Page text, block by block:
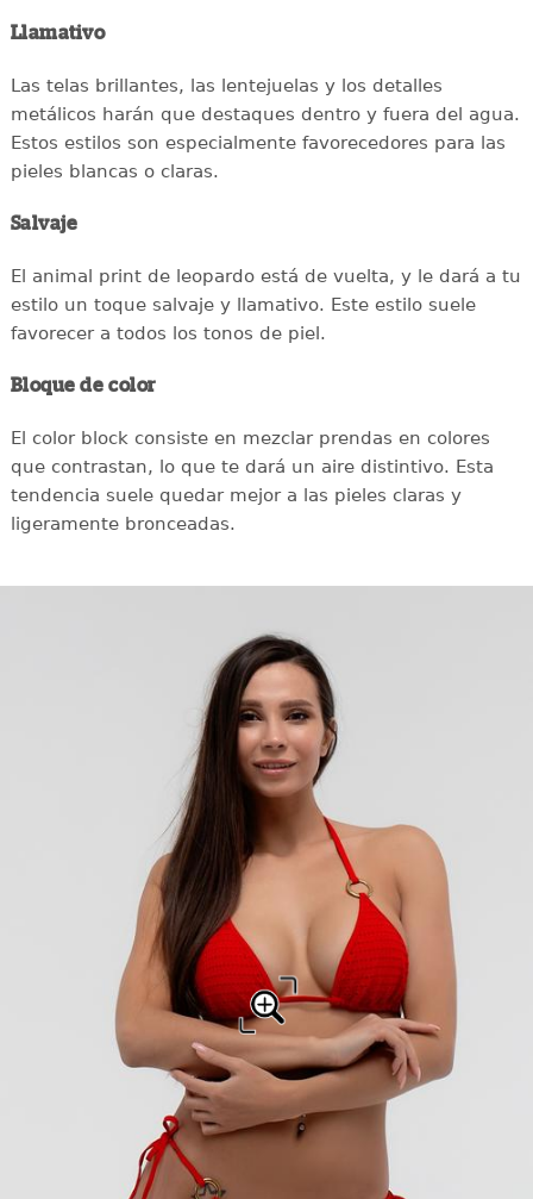
Llamativo
Las telas brillantes, las lentejuelas y los detalles
metálicos harán que destaques dentro y fuera del agua.
Estos estilos son especialmente favorecedores para las
pieles blancas o claras.
Salvaje
El animal print de leopardo está de vuelta, y le dará a tu
estilo un toque salvaje y llamativo. Este estilo suele
favorecer a todos los tonos de piel.
Bloque de color
El color block consiste en mezclar prendas en colores
que contrastan, lo que te dará un aire distintivo. Esta
tendencia suele quedar mejor a las pieles claras y
ligeramente bronceadas.